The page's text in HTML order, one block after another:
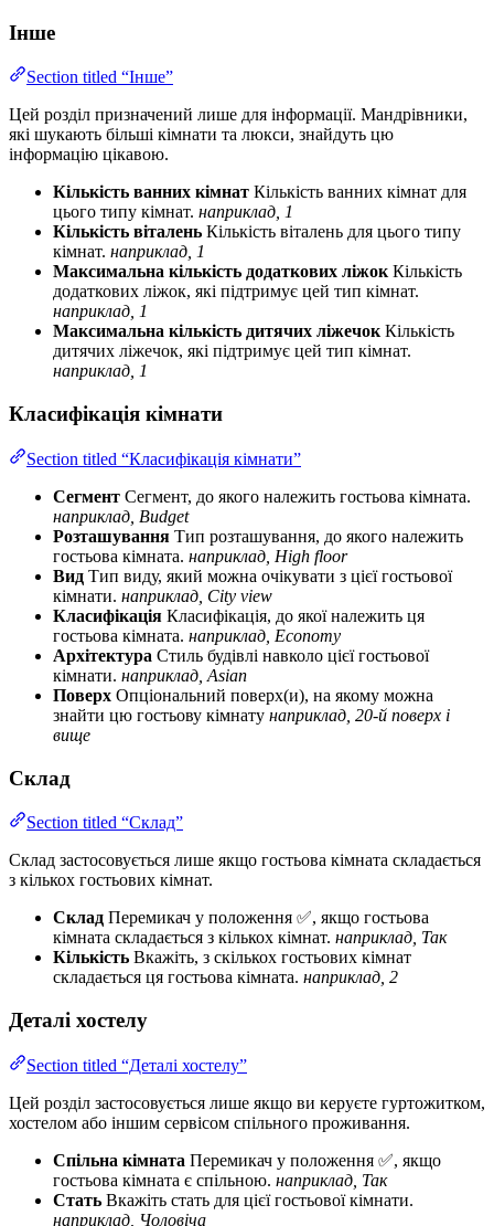
Інше
Section titled “Інше”
Цей розділ призначений лише для інформації. Мандрівники,
які шукають більші кімнати та люкси, знайдуть цю
інформацію цікавою.
Кількість ванних кімнат Кількість ванних кімнат для
цього типу кімнат. наприклад, 1
Кількість віталень Кількість віталень для цього типу
кімнат. наприклад, 1
Максимальна кількість додаткових ліжок Кількість
додаткових ліжок, які підтримує цей тип кімнат.
наприклад, 1
Максимальна кількість дитячих ліжечок Кількість
дитячих ліжечок, які підтримує цей тип кімнат.
наприклад, 1
Класифікація кімнати
Section titled “Класифікація кімнати”
Сегмент Сегмент, до якого належить гостьова кімната.
наприклад, Budget
Розташування Тип розташування, до якого належить
гостьова кімната. наприклад, High floor
Вид Тип виду, який можна очікувати з цієї гостьової
кімнати. наприклад, City view
Класифікація Класифікація, до якої належить ця
гостьова кімната. наприклад, Economy
Архітектура Стиль будівлі навколо цієї гостьової
кімнати. наприклад, Asian
Поверх Опціональний поверх(и), на якому можна
знайти цю гостьову кімнату наприклад, 20-й поверх і
вище
Склад
Section titled “Склад”
Склад застосовується лише якщо гостьова кімната складається
з кількох гостьових кімнат.
Склад Перемикач у положення ✅, якщо гостьова
кімната складається з кількох кімнат. наприклад, Так
Кількість Вкажіть, з скількох гостьових кімнат
складається ця гостьова кімната. наприклад, 2
Деталі хостелу
Section titled “Деталі хостелу”
Цей розділ застосовується лише якщо ви керуєте гуртожитком,
хостелом або іншим сервісом спільного проживання.
Спільна кімната Перемикач у положення ✅, якщо
гостьова кімната є спільною. наприклад, Так
Стать Вкажіть стать для цієї гостьової кімнати.
наприклад, Чоловіча